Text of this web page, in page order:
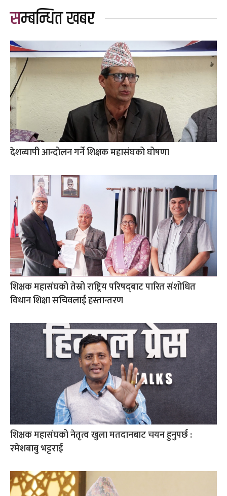
सम्बन्धित खबर
देशव्यापी आन्दोलन गर्ने शिक्षक महासंघको घोषणा
शिक्षक महासंघको तेस्रो राष्ट्रिय परिषद्‌बाट पारित संशोधित
विधान शिक्षा सचिवलाई हस्तान्तरण
शिक्षक महासंघको नेतृत्व खुला मतदानबाट चयन हुनुपर्छ :
रमेशबाबु भट्टराई